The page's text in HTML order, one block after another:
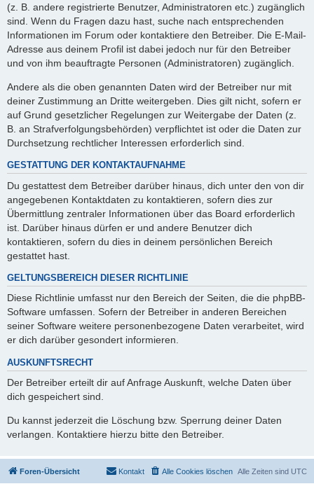
(z. B. andere registrierte Benutzer, Administratoren etc.) zugänglich
sind. Wenn du Fragen dazu hast, suche nach entsprechenden
Informationen im Forum oder kontaktiere den Betreiber. Die E-Mail-
Adresse aus deinem Profil ist dabei jedoch nur für den Betreiber
und von ihm beauftragte Personen (Administratoren) zugänglich.
Andere als die oben genannten Daten wird der Betreiber nur mit
deiner Zustimmung an Dritte weitergeben. Dies gilt nicht, sofern er
auf Grund gesetzlicher Regelungen zur Weitergabe der Daten (z.
B. an Strafverfolgungsbehörden) verpflichtet ist oder die Daten zur
Durchsetzung rechtlicher Interessen erforderlich sind.
GESTATTUNG DER KONTAKTAUFNAHME
Du gestattest dem Betreiber darüber hinaus, dich unter den von dir
angegebenen Kontaktdaten zu kontaktieren, sofern dies zur
Übermittlung zentraler Informationen über das Board erforderlich
ist. Darüber hinaus dürfen er und andere Benutzer dich
kontaktieren, sofern du dies in deinem persönlichen Bereich
gestattet hast.
GELTUNGSBEREICH DIESER RICHTLINIE
Diese Richtlinie umfasst nur den Bereich der Seiten, die die phpBB-
Software umfassen. Sofern der Betreiber in anderen Bereichen
seiner Software weitere personenbezogene Daten verarbeitet, wird
er dich darüber gesondert informieren.
AUSKUNFTSRECHT
Der Betreiber erteilt dir auf Anfrage Auskunft, welche Daten über
dich gespeichert sind.
Du kannst jederzeit die Löschung bzw. Sperrung deiner Daten
verlangen. Kontaktiere hierzu bitte den Betreiber.
Foren-Übersicht Alle Zeiten sind UTC
Alle Cookies löschen
Kontakt